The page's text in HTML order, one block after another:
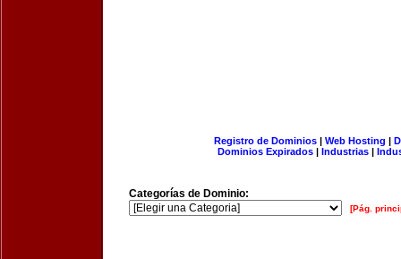
Registro de Dominios| Web Hosting |
Dominios Expirados | Industrias |
Categorías de Dominio:
[Pág.